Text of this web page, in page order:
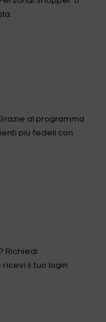
al programma
più fedeli con
Richiedi
il tuo login